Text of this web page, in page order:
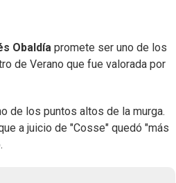
Obaldía promete ser uno de los
de Verano que fue valorada por
de los puntos altos de la murga.
a juicio de "Cosse" quedó "más